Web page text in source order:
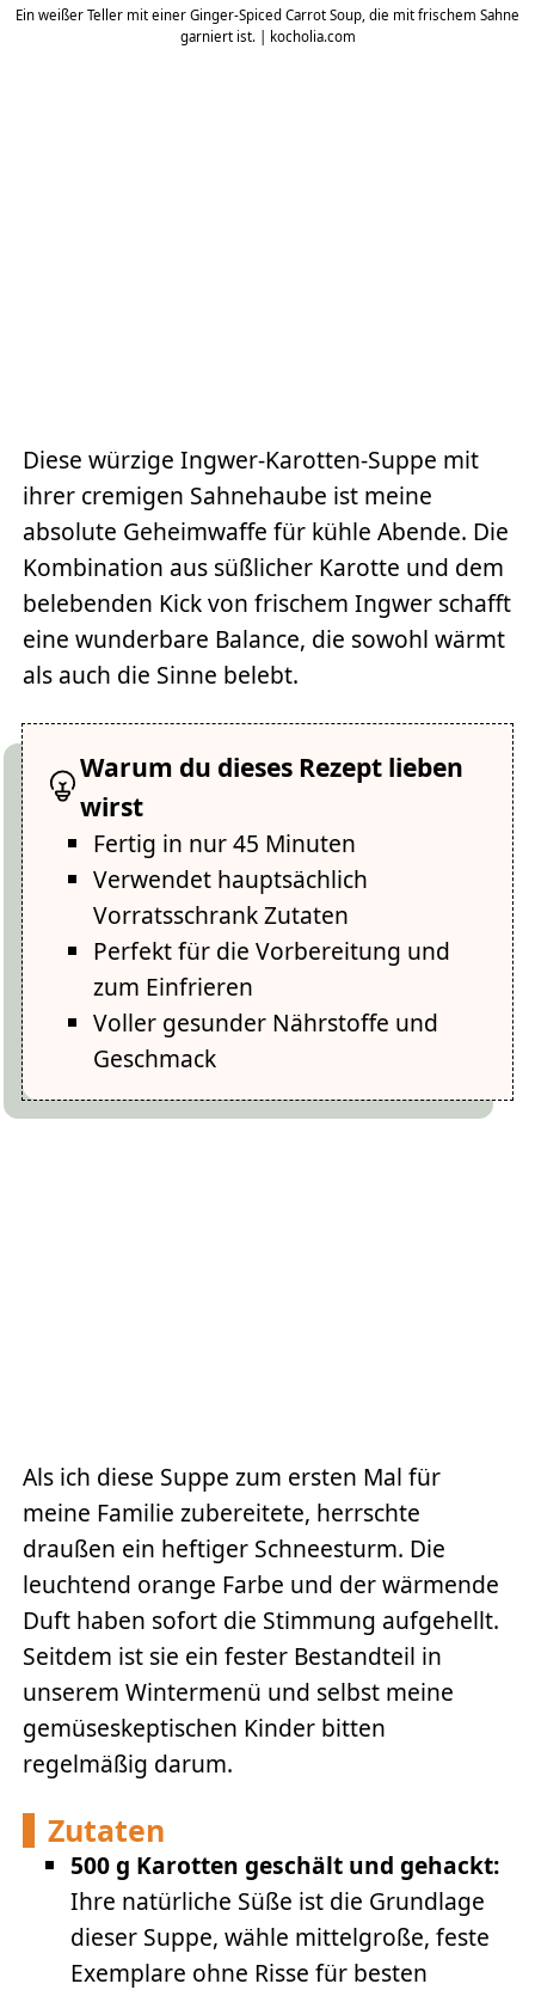
Ein weißer Teller mit einer Ginger-Spiced Carrot Soup, die mit frischem Sahne
garniert ist. | kocholia.com
Diese würzige Ingwer-Karotten-Suppe mit
ihrer cremigen Sahnehaube ist meine
absolute Geheimwaffe für kühle Abende. Die
Kombination aus süßlicher Karotte und dem
belebenden Kick von frischem Ingwer schafft
eine wunderbare Balance, die sowohl wärmt
als auch die Sinne belebt.
Warum du dieses Rezept lieben
wirst
Fertig in nur 45 Minuten
Verwendet hauptsächlich
Vorratsschrank Zutaten
Perfekt für die Vorbereitung und
zum Einfrieren
Voller gesunder Nährstoffe und
Geschmack
Als ich diese Suppe zum ersten Mal für
meine Familie zubereitete, herrschte
draußen ein heftiger Schneesturm. Die
leuchtend orange Farbe und der wärmende
Duft haben sofort die Stimmung aufgehellt.
Seitdem ist sie ein fester Bestandteil in
unserem Wintermenü und selbst meine
gemüseskeptischen Kinder bitten
regelmäßig darum.
Zutaten
500 g Karotten geschält und gehackt:
Ihre natürliche Süße ist die Grundlage
dieser Suppe, wähle mittelgroße, feste
Exemplare ohne Risse für besten